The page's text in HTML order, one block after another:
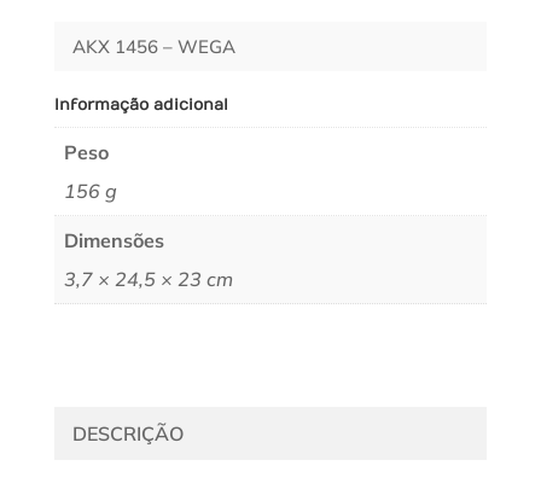
AKX 1456 – WEGA
Informação adicional
Peso
156 g
Dimensões
3,7 × 24,5 × 23 cm
DESCRIÇÃO